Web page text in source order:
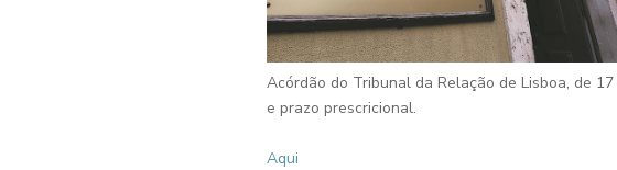
Acórdão do Tribunal da Relação de Lisboa, de
e prazo prescricional.
Aqui